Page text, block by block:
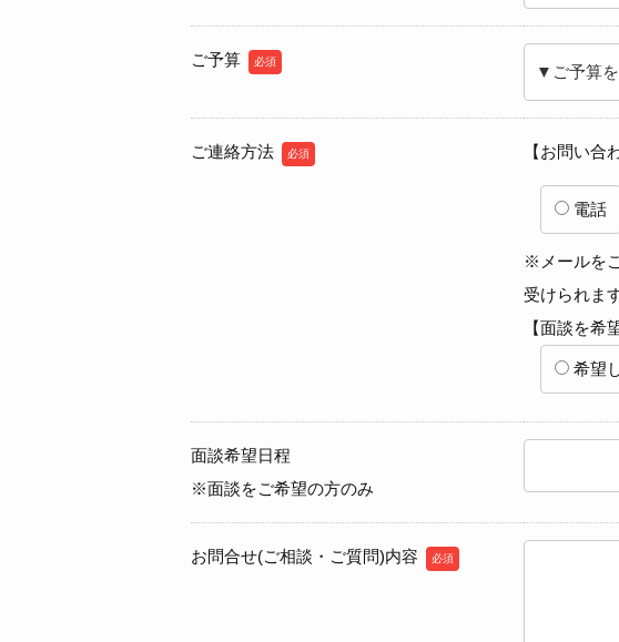
ご予算 必須
ご連絡方法 必須 【お問い合
電話
※メールを
受けられま
【面談を希
希望
面談希望日程
※面談をご希望の方のみ
お問合せ(ご相談・ご質問)内容 必須